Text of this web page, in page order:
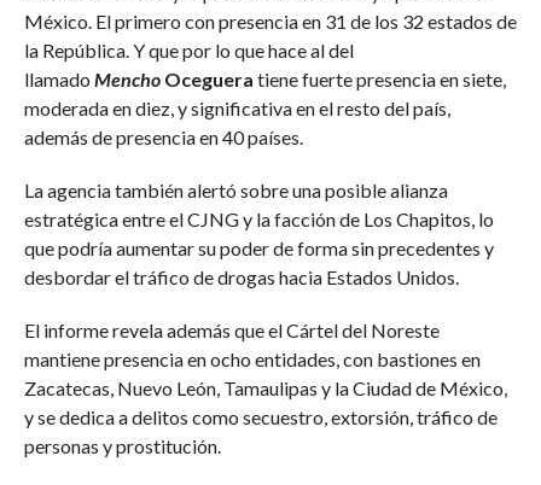
México. El primero con presencia en 31 de los 32 estados de
la República. Y que por lo que hace al del
llamado Mencho Oceguera tiene fuerte presencia en siete,
moderada en diez, y significativa en el resto del país,
además de presencia en 40 países.
La agencia también alertó sobre una posible alianza
estratégica entre el CJNG y la facción de Los Chapitos, lo
que podría aumentar su poder de forma sin precedentes y
desbordar el tráfico de drogas hacia Estados Unidos.
El informe revela además que el Cártel del Noreste
mantiene presencia en ocho entidades, con bastiones en
Zacatecas, Nuevo León, Tamaulipas y la Ciudad de México,
y se dedica a delitos como secuestro, extorsión, tráfico de
personas y prostitución.